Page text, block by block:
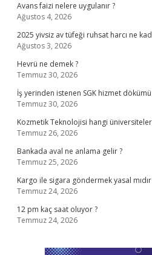
Avans faizi nelere uygulanır ?
Ağustos 4, 2026
2025 yivsiz av tüfeği ruhsat harcı ne
Ağustos 3, 2026
Hevrü ne demek ?
Temmuz 30, 2026
İş yerinden istenen SGK hizmet dökümü
Temmuz 30, 2026
Kozmetik Teknolojisi hangi
Temmuz 26, 2026
Bankada aval ne anlama gelir ?
Temmuz 25, 2026
Kargo ile sigara göndermek yasal mıdır
Temmuz 24, 2026
12 pm kaç saat oluyor ?
Temmuz 24, 2026